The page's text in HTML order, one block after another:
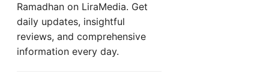
Ramadhan on LiraMedia. Get
daily updates, insightful
reviews, and comprehensive
information every day.